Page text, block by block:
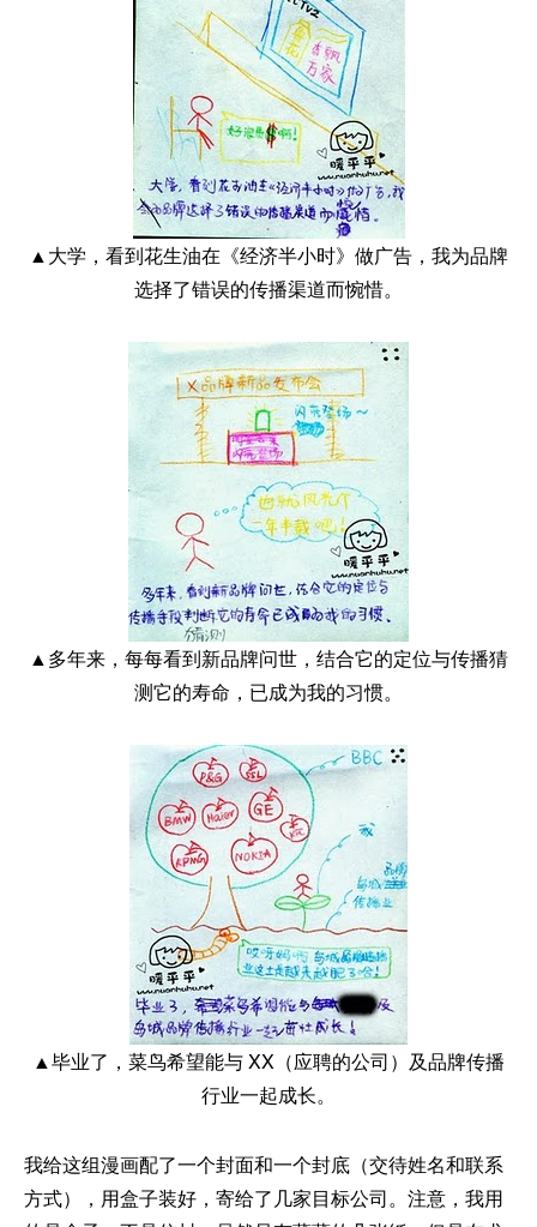
▲大学，看到花生油在《经济半小时》做广告，我为品牌
选择了错误的传播渠道而惋惜。
▲多年来，每每看到新品牌问世，结合它的定位与传播猜
测它的寿命，已成为我的习惯。
▲毕业了，菜鸟希望能与 XX（应聘的公司）及品牌传播
行业一起成长。
我给这组漫画配了一个封面和一个封底（交待姓名和联系
方式），用盒子装好，寄给了几家目标公司。注意，我用